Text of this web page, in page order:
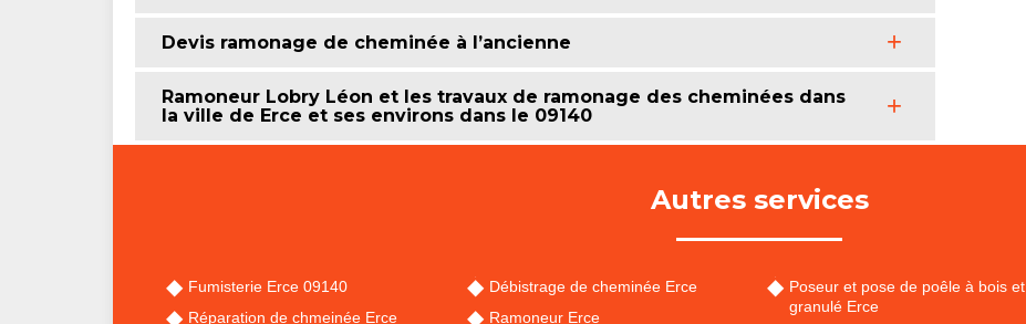
Devis ramonage de cheminée à l’ancienne
Ramoneur Lobry Léon et les travaux de ramonage des cheminées dans
la ville de Erce et ses environs dans le 09140
Autres services
Fumisterie Erce 09140
Réparation de chmeinée Erce
Débistrage de cheminée Erce
Ramoneur Erce
Poseur et pose de poêle à bois et
granulé Erce